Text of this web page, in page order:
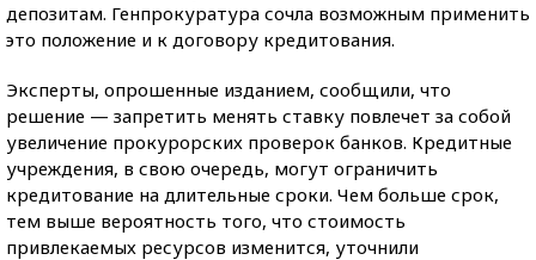
депозитам. Генпрокуратура сочла возможным применить
это положение и к договору кредитования.
Эксперты, опрошенные изданием, сообщили, что
решение — запретить менять ставку повлечет за собой
увеличение прокурорских проверок банков. Кредитные
учреждения, в свою очередь, могут ограничить
кредитование на длительные сроки. Чем больше срок,
тем выше вероятность того, что стоимость
привлекаемых ресурсов изменится, уточнили